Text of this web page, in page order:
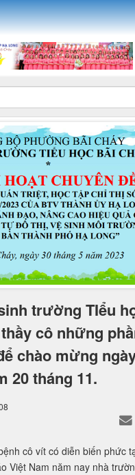
trường TIểu
cô những
chào mừng
20 tháng 11.
cô vít có diễn biến phức
Việt Nam năm nay nhà